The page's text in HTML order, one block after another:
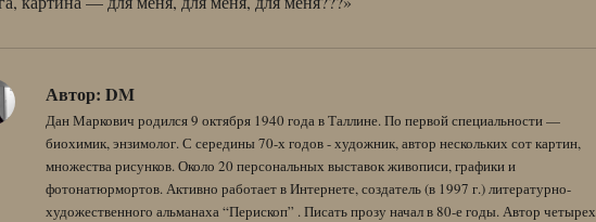
Автор: DM
Дан Маркович родился 9 октября 1940 года в Таллине. По первой специальности —
биохимик, энзимолог. С середины 70-х годов - художник, автор нескольких сот картин,
множества рисунков. Около 20 персональных выставок живописи, графики и
фотонатюрмортов. Активно работает в Интернете, создатель (в 1997 г.) литературно-
художественного альманаха “Перископ” . Писать прозу начал в 80-е годы. Автор четырех